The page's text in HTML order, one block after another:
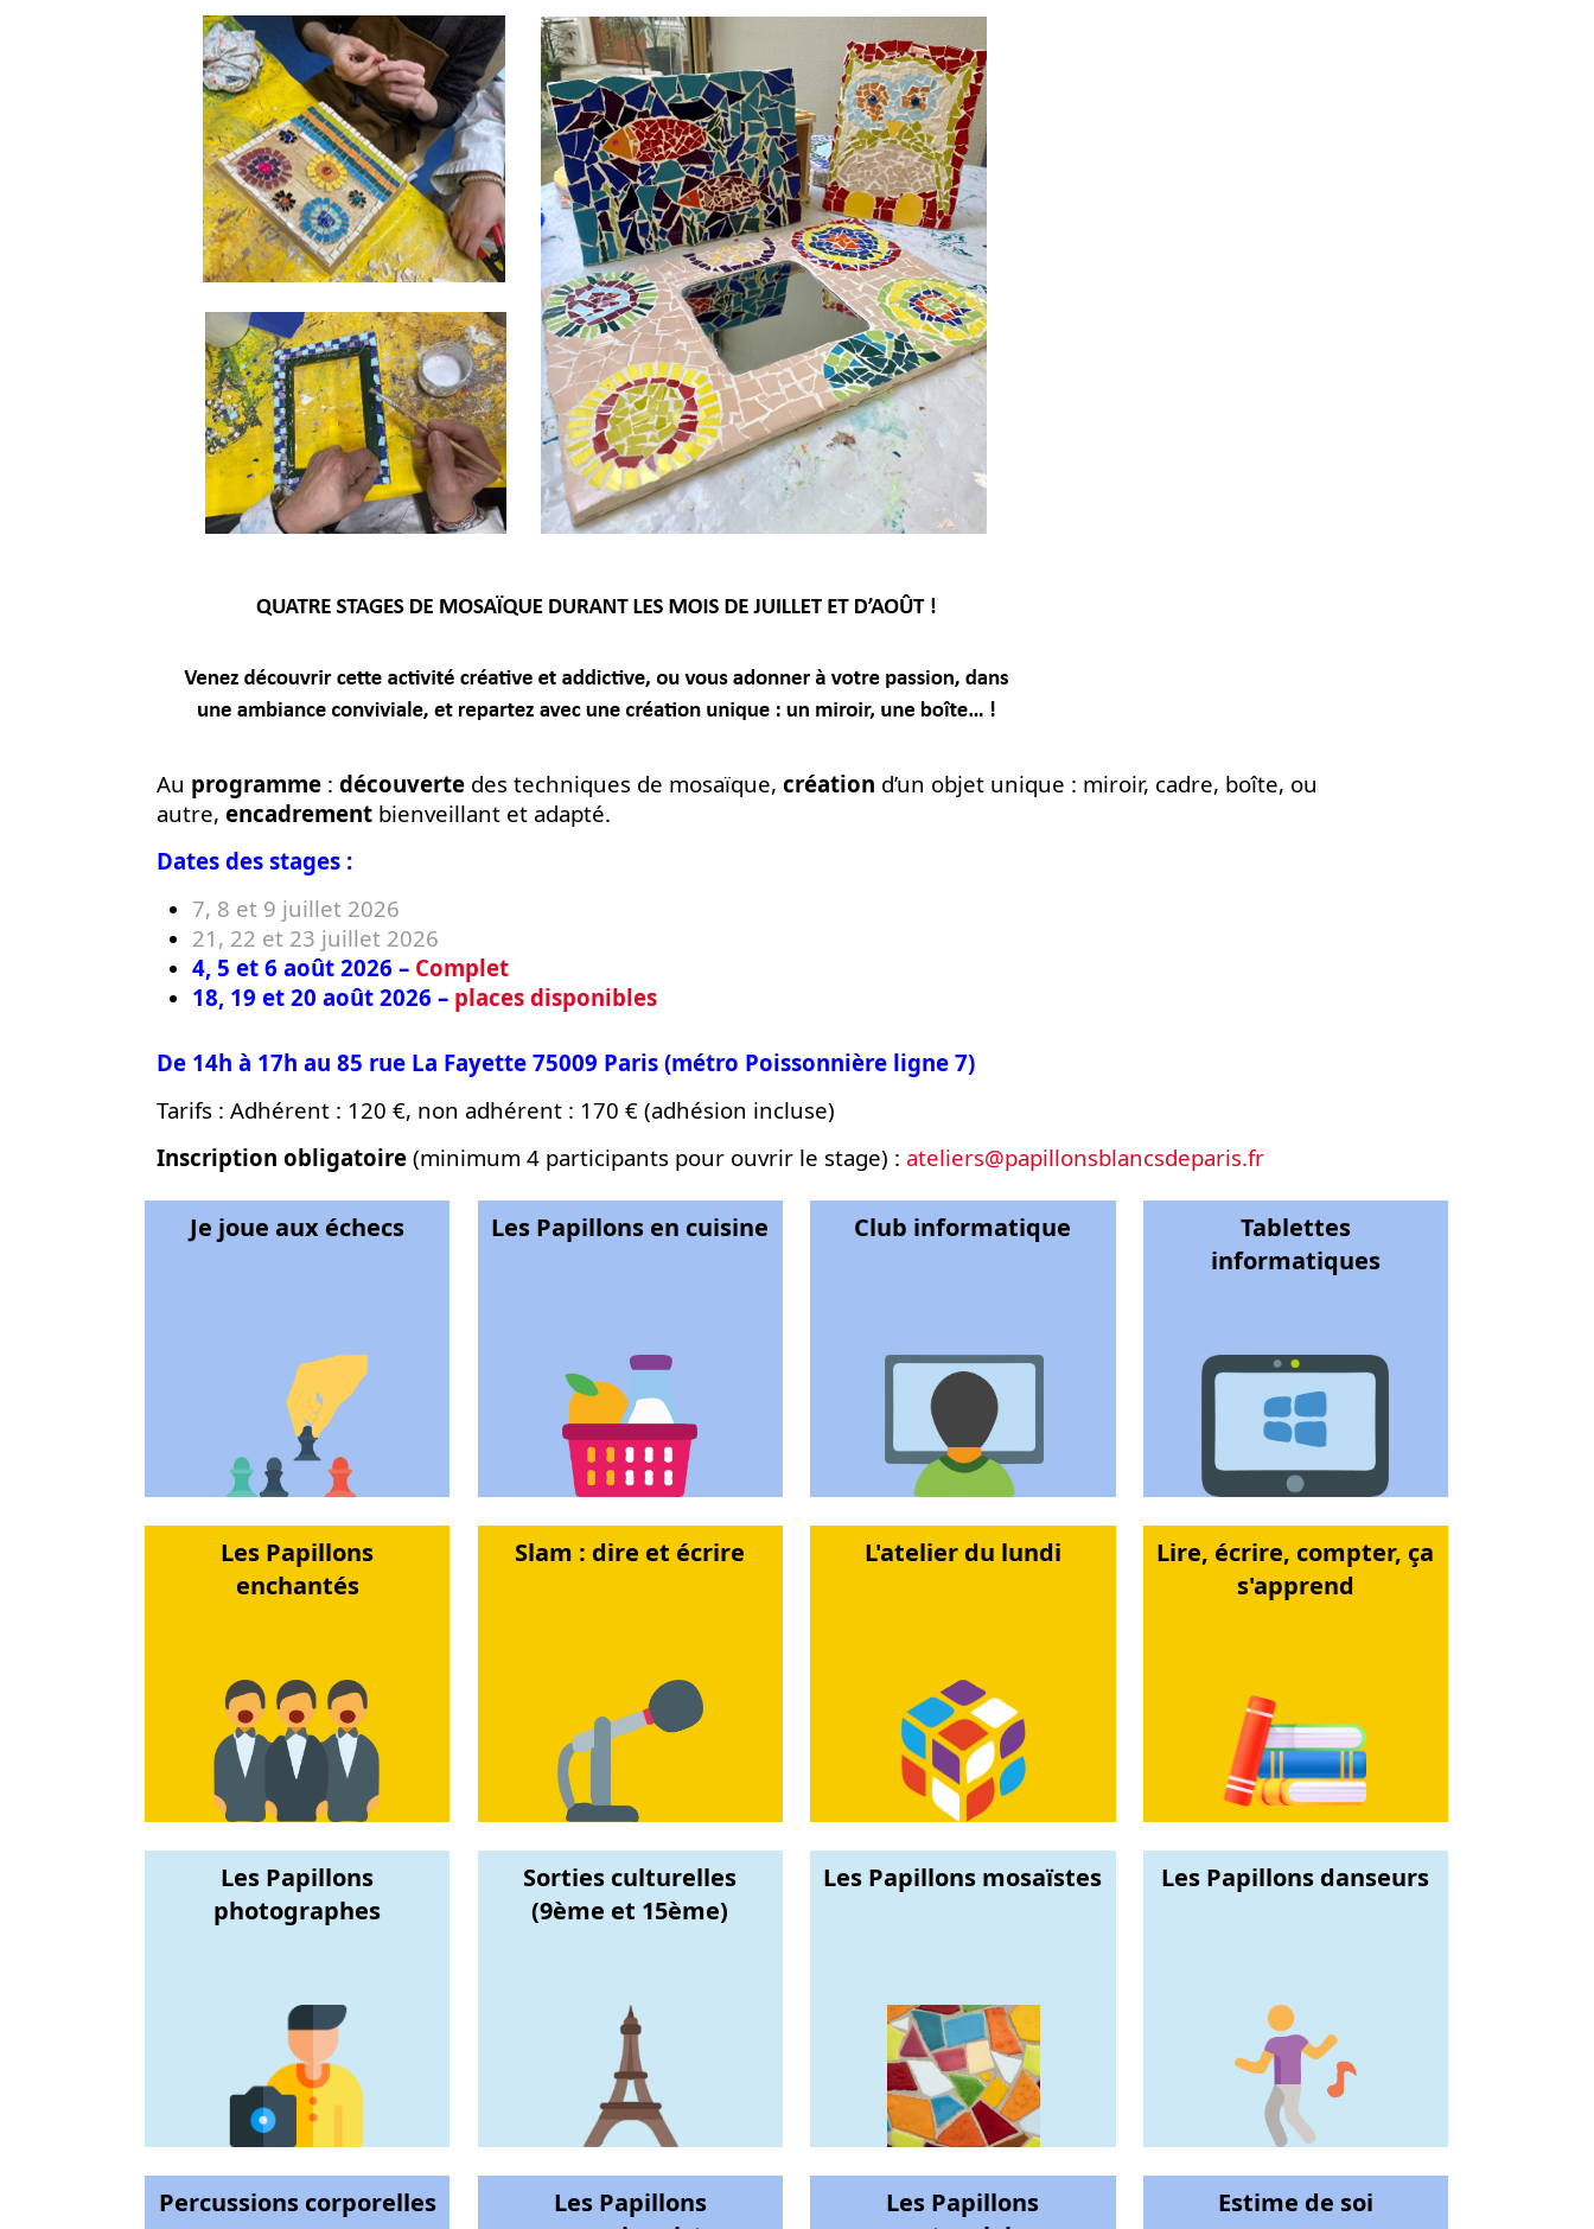
Au programme : découverte des techniques de mosaïque, création d’un objet unique : miroir, cadre, boîte, ou
autre, encadrement bienveillant et adapté.
Dates des stages :
7, 8 et 9 juillet 2026
21, 22 et 23 juillet 2026
4, 5 et 6 août 2026 – Complet
18, 19 et 20 août 2026 – places disponibles
De 14h à 17h au 85 rue La Fayette 75009 Paris (métro Poissonnière ligne 7)
Tarifs : Adhérent : 120 €, non adhérent : 170 € (adhésion incluse)
Inscription obligatoire (minimum 4 participants pour ouvrir le stage) : ateliers@papillonsblancsdeparis.fr
Je joue aux échecs Les Papillons en cuisine Club informatique
Tablettes
informatiques
Les Papillons
enchantés
Slam : dire et écrire L'atelier du lundi
Lire, écrire, compter, ça
s'apprend
Les Papillons
photographes
Sorties culturelles
(9ème et 15ème)
Les Papillons mosaïstes Les Papillons danseurs
Percussions corporelles
Les Papillons
Les Papillons
Estime de soi